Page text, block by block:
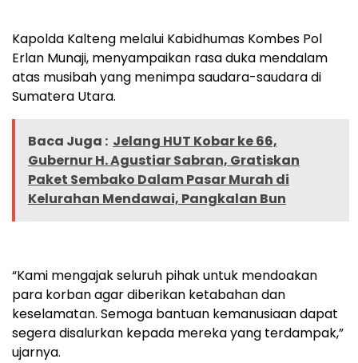
Kapolda Kalteng melalui Kabidhumas Kombes Pol
Erlan Munaji, menyampaikan rasa duka mendalam
atas musibah yang menimpa saudara-saudara di
Sumatera Utara.
Baca Juga : Jelang HUT Kobar ke 66,
Gubernur H. Agustiar Sabran, Gratiskan
Paket Sembako Dalam Pasar Murah di
Kelurahan Mendawai, Pangkalan Bun
“Kami mengajak seluruh pihak untuk mendoakan
para korban agar diberikan ketabahan dan
keselamatan. Semoga bantuan kemanusiaan dapat
segera disalurkan kepada mereka yang terdampak,”
ujarnya.